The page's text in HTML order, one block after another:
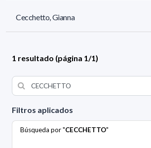
Filtros aplicados
Búsqueda por "CECCHETTO"
Cecchetto, Gianna
1 resultado (página 1/1)